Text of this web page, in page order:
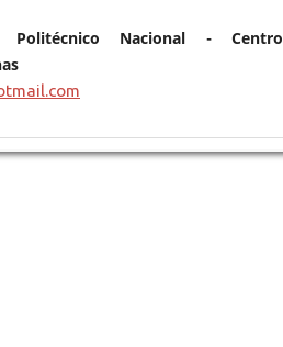
Politécnico Nacional - Centro